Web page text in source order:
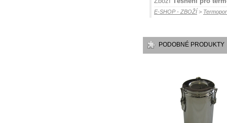
E-SHOP - ZBOŽÍ >
PODOBNÉ PRODUKTY